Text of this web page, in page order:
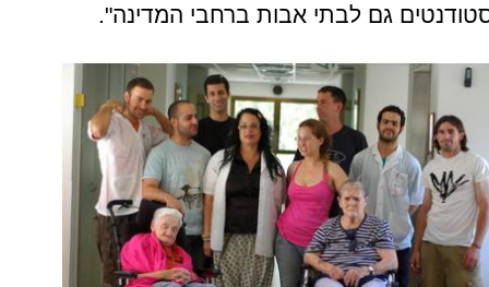
גם לבתי אבות ברחבי המדינה".